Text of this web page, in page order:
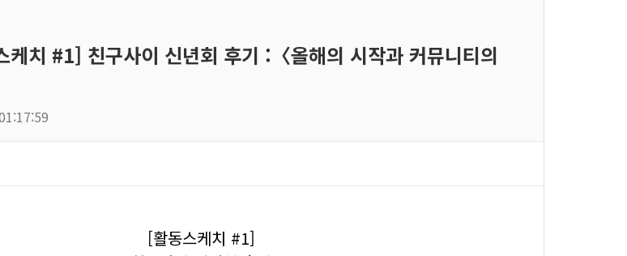
치 #1] 친구사이 신년회 후기 :〈올해의 시작과 커뮤니티의
[활동스케치 #1]